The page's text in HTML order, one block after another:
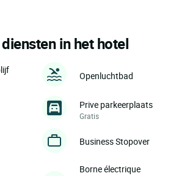
in het hotel
Openluchtbad
Prive parkeerplaats
Gratis
Business Stopover
Borne électrique